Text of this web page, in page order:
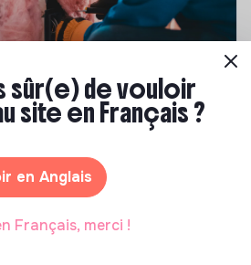
en rénovation
sûr(e) de vouloir
site en Français ?
en Anglais
Français, merci !